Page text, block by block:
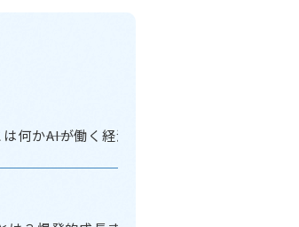
か――AIが働く経済圏を考える